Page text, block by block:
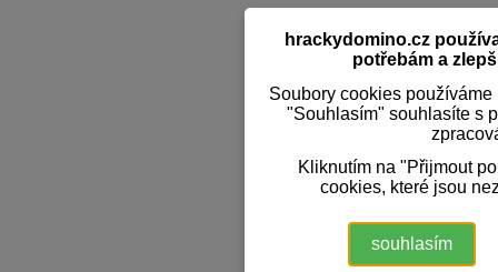
hrackydomino.cz
potřebám a
Soubory cookies
"Souhlasím" souhlasíte s
Kliknutím na "Přijmout
cookies, které jsou
souhlasím